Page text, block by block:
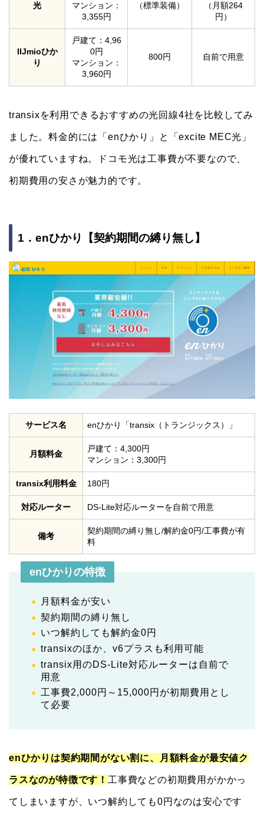
光
マンション：
3,355円
（標準装備）
（月額264
円）
IIJmioひか
り
戸建て：4,96
0円
マンション：
3,960円
800円 自前で用意
transixを利用できるおすすめの光回線4社を比較してみ
ました。料金的には「enひかり」と「excite MEC光」
が優れていますね。ドコモ光は工事費が不要なので、
初期費用の安さが魅力的です。
1．enひかり【契約期間の縛り無し】
サービス名 enひかり「transix（トランジックス）」
月額料金
戸建て：4,300円
マンション：3,300円
transix利用料金 180円
対応ルーター DS-Lite対応ルーターを自前で用意
備考
契約期間の縛り無し/解約金0円/工事費が有
料
enひかりの特徴
月額料金が安い
契約期間の縛り無し
いつ解約しても解約金0円
transixのほか、v6プラスも利用可能
transix用のDS-Lite対応ルーターは自前で
用意
工事費2,000円～15,000円が初期費用とし
て必要
enひかりは契約期間がない割に、月額料金が最安値ク
ラスなのが特徴です！ 工事費などの初期費用がかかっ
てしまいますが、いつ解約しても0円なのは安心です